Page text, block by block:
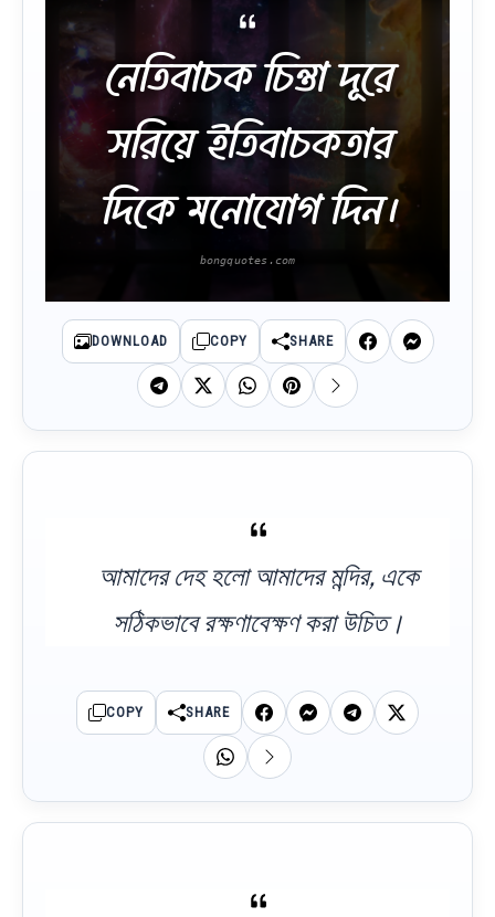
নেতিবাচক চিন্তা দূরে
সরিয়ে ইতিবাচকতার
দিকে মনোযোগ দিন।
DOWNLOAD COPY SHARE
আমাদের দেহ হলো আমাদের মন্দির, একে
সঠিকভাবে রক্ষণাবেক্ষণ করা উচিত।
COPY SHARE